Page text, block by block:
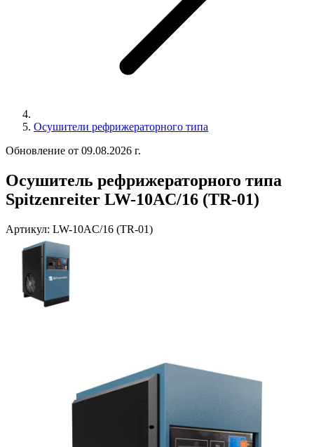
Осушители рефрижераторного типа
Обновление от 09.08.2026 г.
Осушитель рефрижераторного типа
Spitzenreiter LW-10AC/16 (TR-01)
Артикул: LW-10AC/16 (TR-01)